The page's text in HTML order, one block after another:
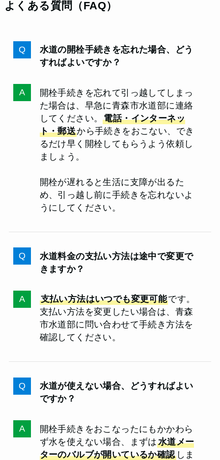
よくある質問（FAQ）
水道の開栓手続きを忘れた場合、どう
すればよいですか？
開栓手続きを忘れて引っ越してしまっ
た場合は、早急に青森市水道部に連絡
してください。電話・インターネッ
ト・郵送から手続きをおこない、でき
るだけ早く開栓してもらうよう依頼し
ましょう。
開栓が遅れると生活に支障が出るた
め、引っ越し前に手続きを忘れないよ
うにしてください。
水道料金の支払い方法は途中で変更で
きますか？
支払い方法はいつでも変更可能です。
支払い方法を変更したい場合は、青森
市水道部に問い合わせて手続き方法を
確認してください。
水道が使えない場合、どうすればよい
ですか？
開栓手続きをおこなったにもかかわら
ず水を使えない場合、まずは水道メー
ターのバルブが開いているか確認しま